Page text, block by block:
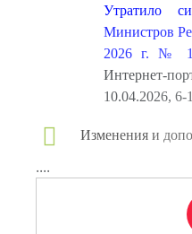
Утратило
Министров
2026 г. №
Интернет-
10.04.2026, 6-
Изменения и
....